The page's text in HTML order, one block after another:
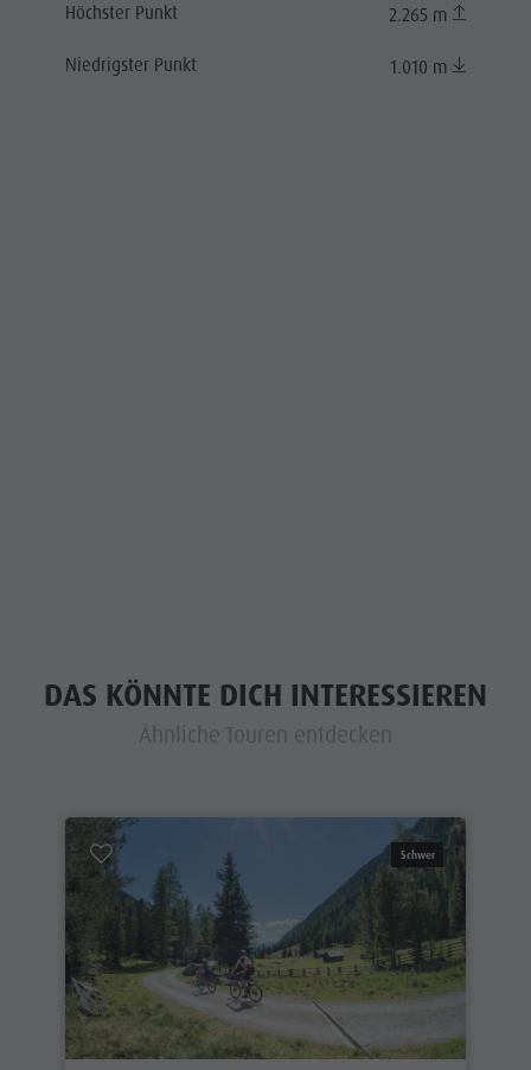
Höchster Punkt 2.265 m
Niedrigster Punkt 1.010 m
DAS KÖNNTE DICH INTERESSIEREN
Ähnliche Touren entdecken
Schwer